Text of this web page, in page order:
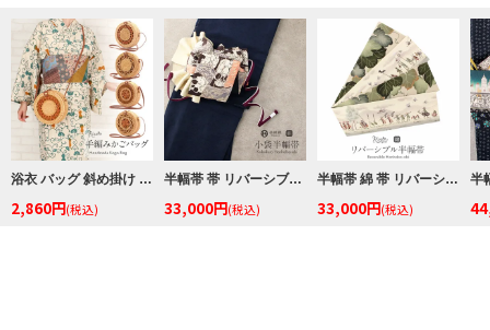
浴衣 バッグ 斜め掛け かご巾着 浴衣 バッグ レディース 和柄 黒かご 茶かご 浴衣バッグ 浴衣バック かごバック カゴ 籠 巾着 ベトナムバッグ
2,860円(税込)
半幅帯 帯 リバーシブル 正絹 ＜ 焦げ茶 ／ 野晒悟助 猫ドクロ ＞ 西陣織 ＜ 酒井守織物 ＞
33,000円(税込)
半幅帯 綿 帯 リバーシブル 長尺 ベージュ 緑 虫の大名行列 日本製
33,000円(税込)